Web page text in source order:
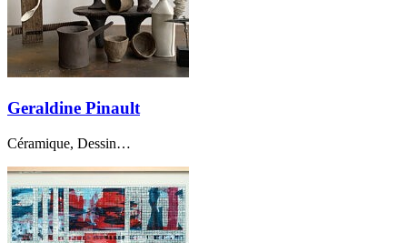
Geraldine Pinault
Céramique, Dessin…